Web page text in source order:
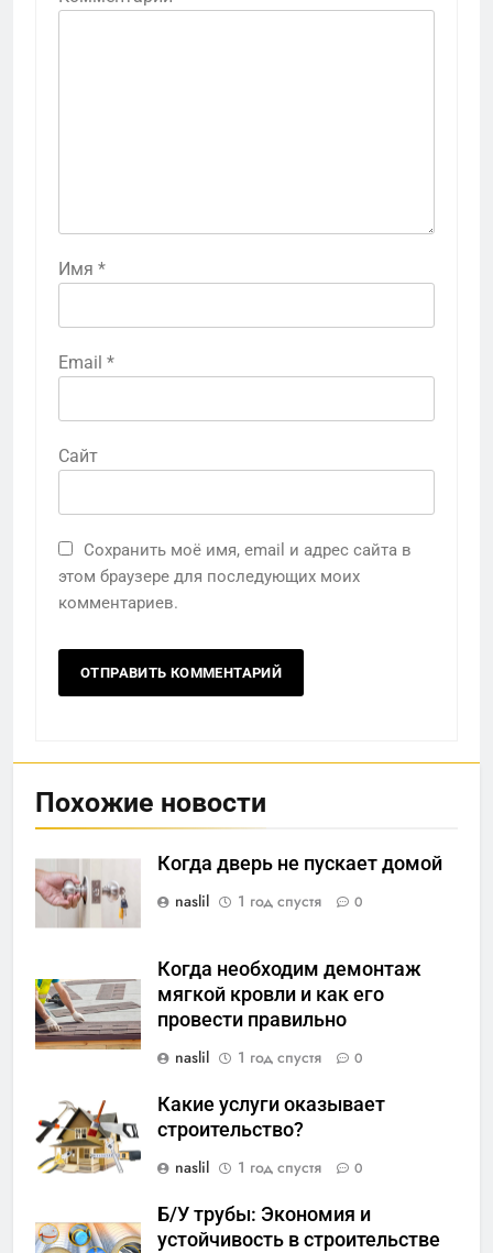
Имя *
Email *
Сайт
Сохранить моё имя, email и адрес сайта в
этом браузере для последующих моих
комментариев.
Похожие новости
Когда дверь не пускает домой
naslil
1 год спустя 0
Когда необходим демонтаж
мягкой кровли и как его
провести правильно
naslil
1 год спустя 0
Какие услуги оказывает
строительство?
naslil
1 год спустя 0
Б/У трубы: Экономия и
устойчивость в строительстве